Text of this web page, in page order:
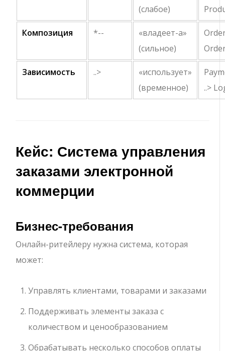
(слабое)
Композиция *--
«владеет-а»
(сильное)
Зависимость ..>
«использует»
(временное)
..>
Кейс: Система управления
заказами электронной
коммерции
Бизнес-требования
Онлайн-ритейлеру нужна система, которая
может:
Управлять клиентами, товарами и заказами
Поддерживать элементы заказа с
количеством и ценообразованием
Обрабатывать несколько способов оплаты